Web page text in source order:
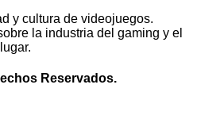
y cultura de videojuegos.
la industria del gaming y el
Reservados.